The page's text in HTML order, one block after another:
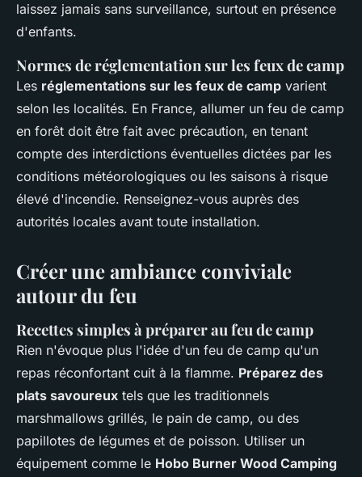
laissez jamais sans surveillance, surtout en présence
d'enfants.
Normes de réglementation sur les feux de camp
Les réglementations sur les feux de camp varient
selon les localités. En France, allumer un feu de camp
en forêt doit être fait avec précaution, en tenant
compte des interdictions éventuelles dictées par les
conditions météorologiques ou les saisons à risque
élevé d'incendie. Renseignez-vous auprès des
autorités locales avant toute installation.
Créer une ambiance conviviale
autour du feu
Recettes simples à préparer au feu de camp
Rien n'évoque plus l'idée d'un feu de camp qu'un
repas réconfortant cuit à la flamme. Préparez des
plats savoureux tels que les traditionnels
marshmallows grillés, le pain de camp, ou des
papillotes de légumes et de poisson. Utiliser un
équipement comme le Hobo Burner Wood Camping